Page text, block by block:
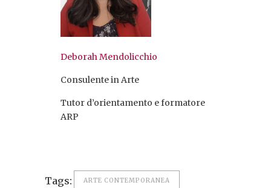
Deborah Mendolicchio
Consulente in Arte
Tutor d’orientamento e formatore
ARP
Tags: ARTE CONTEMPORANEA